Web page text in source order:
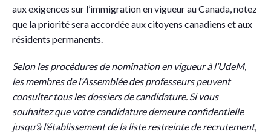
aux exigences sur l’immigration en vigueur au Canada, notez
que la priorité sera accordée aux citoyens canadiens et aux
résidents permanents.
Selon les procédures de nomination en vigueur à l’UdeM,
les membres de l’Assemblée des professeurs peuvent
consulter tous les dossiers de candidature. Si vous
souhaitez que votre candidature demeure confidentielle
jusqu’à l’établissement de la liste restreinte de recrutement,